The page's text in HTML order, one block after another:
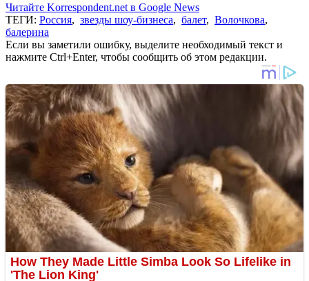
Читайте Korrespondent.net в Google News
ТЕГИ: Россия, звезды шоу-бизнеса, балет, Волочкова,
балерина
Если вы заметили ошибку, выделите необходимый текст и
нажмите Ctrl+Enter, чтобы сообщить об этом редакции.